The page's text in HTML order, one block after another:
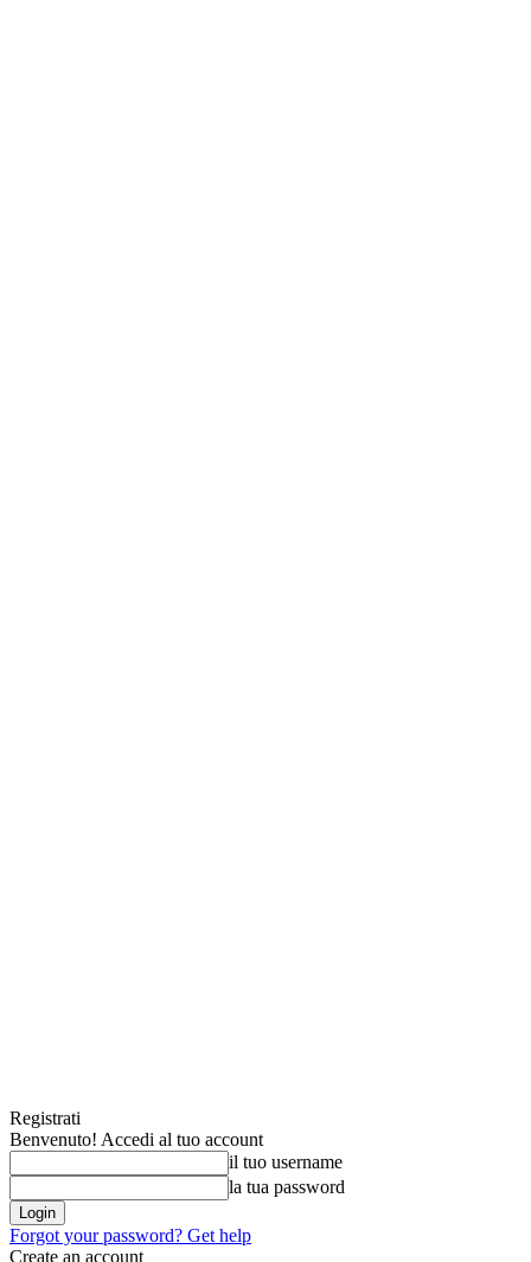
Registrati
Benvenuto! Accedi al tuo account
il tuo username
la tua password
Forgot your password? Get help
Create an account